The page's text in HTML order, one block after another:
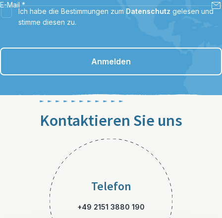
E-Mail *
Ich habe die Bestimmungen zum Datenschutz gelesen und
stimme diesen zu.
Anmelden
Kontaktieren Sie uns
Telefon
+49 2151 3880 190